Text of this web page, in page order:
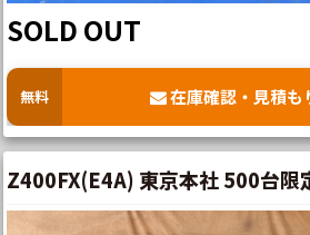
SOLD OUT
無料 在庫確認・見積も
Z400FX(E4A) 東京本社 500台限